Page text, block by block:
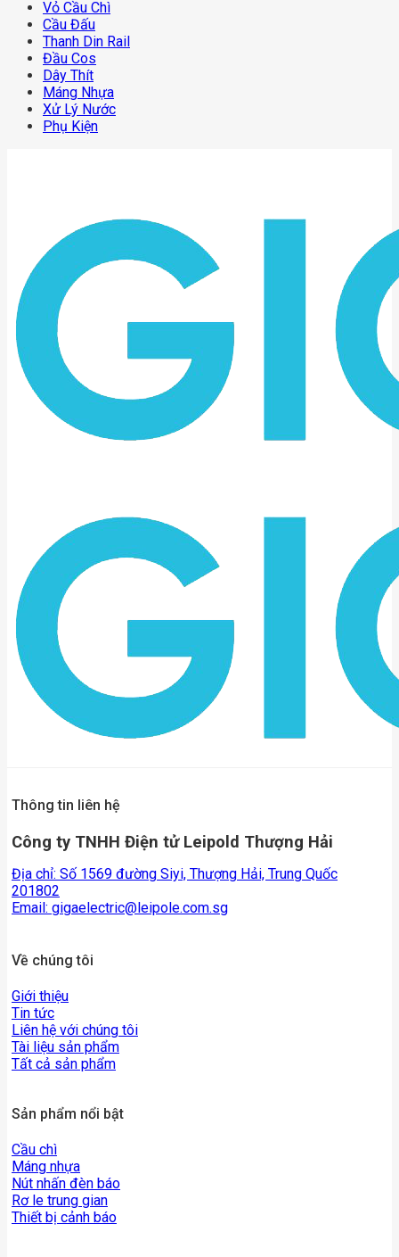
Vỏ Cầu Chì
Cầu Đấu
Thanh Din Rail
Đầu Cos
Dây Thít
Máng Nhựa
Xử Lý Nước
Phụ Kiện
Thông tin liên hệ
Công ty TNHH Điện tử Leipold Thượng Hải
Địa chỉ: Số 1569 đường Siyi, Thượng Hải, Trung Quốc
201802
Email: gigaelectric@leipole.com.sg
Về chúng tôi
Giới thiệu
Tin tức
Liên hệ với chúng tôi
Tài liệu sản phẩm
Tất cả sản phẩm
Sản phẩm nổi bật
Cầu chì
Máng nhựa
Nút nhấn đèn báo
Rơ le trung gian
Thiết bị cảnh báo